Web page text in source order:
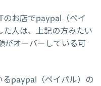
お店でpaypal（ペイ
人は、上記の方みたい
がオーバーしている可
るpaypal（ペイパル）の